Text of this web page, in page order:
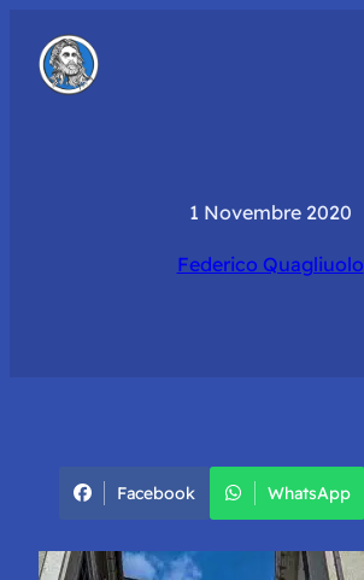
1 Novembre 2020
Federico Quagliuolo
Facebook WhatsApp